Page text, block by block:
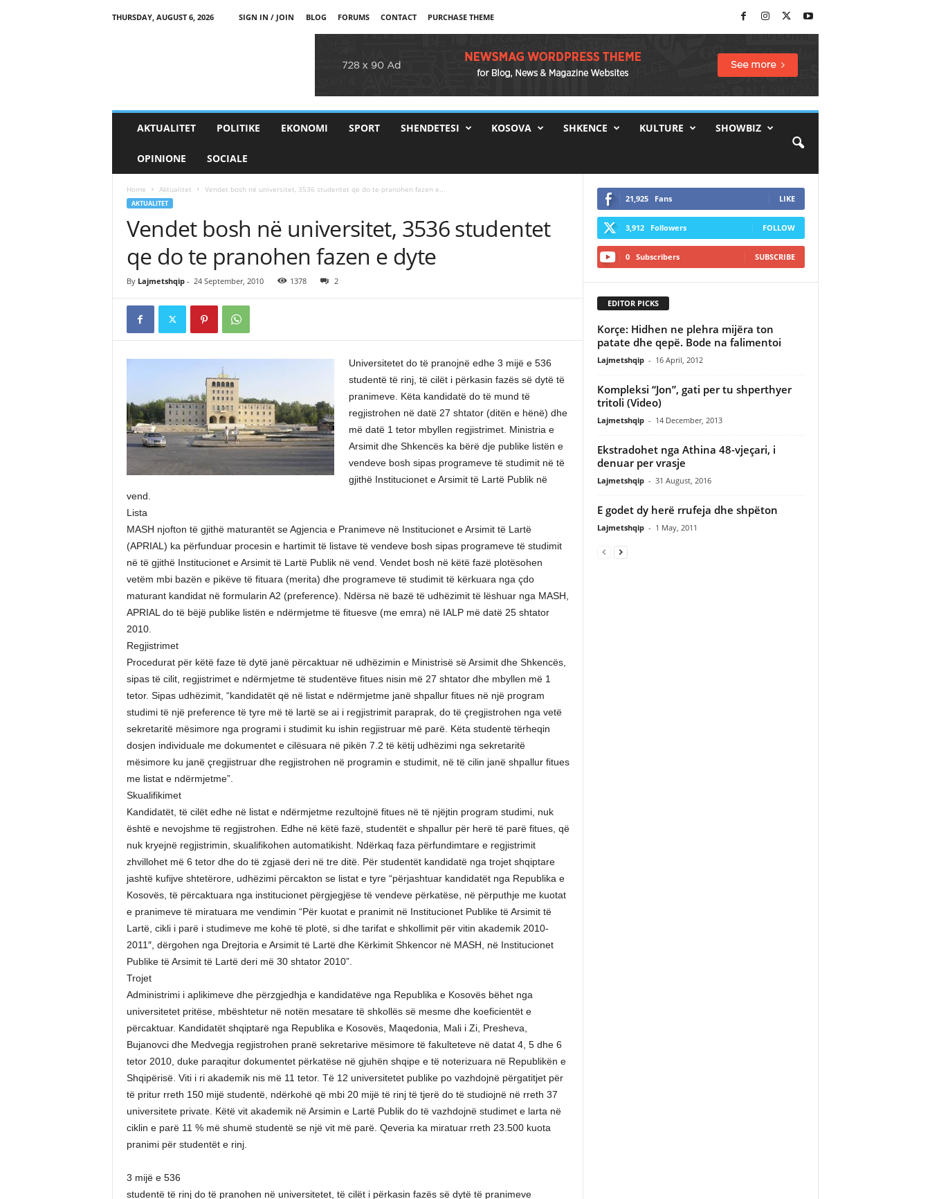
THURSDAY, AUGUST 6, 2026 SIGN IN / JOIN BLOG FORUMS CONTACT PURCHASE THEME
AKTUALITET POLITIKE EKONOMI SPORT SHENDETESI KOSOVA SHKENCE KULTURE SHOWBIZ
OPINIONE SOCIALE
Home Aktualitet Vendet bosh në universitet, 3536 studentet qe do te pranohen fazen e...
AKTUALITET
Vendet bosh në universitet, 3536 studentet
qe do te pranohen fazen e dyte
By Lajmetshqip- 24 September, 2010 1378 2
Universitetet do të pranojnë edhe 3 mijë e 536
studentë të rinj, të cilët i përkasin fazës së dytë të
pranimeve. Këta kandidatë do të mund të
regjistrohen në datë 27 shtator (ditën e hënë) dhe
më datë 1 tetor mbyllen regjistrimet. Ministria e
Arsimit dhe Shkencës ka bërë dje publike listën e
vendeve bosh sipas programeve të studimit në të
gjithë Institucionet e Arsimit të Lartë Publik në
vend.
Lista
MASH njofton të gjithë maturantët se Agjencia e Pranimeve në Institucionet e Arsimit të Lartë
(APRIAL) ka përfunduar procesin e hartimit të listave të vendeve bosh sipas programeve të studimit
në të gjithë Institucionet e Arsimit të Lartë Publik në vend. Vendet bosh në këtë fazë plotësohen
vetëm mbi bazën e pikëve të fituara (merita) dhe programeve të studimit të kërkuara nga çdo
maturant kandidat në formularin A2 (preference). Ndërsa në bazë të udhëzimit të lëshuar nga MASH,
APRIAL do të bëjë publike listën e ndërmjetme të fituesve (me emra) në IALP më datë 25 shtator
2010.
Regjistrimet
Procedurat për këtë faze të dytë janë përcaktuar në udhëzimin e Ministrisë së Arsimit dhe Shkencës,
sipas të cilit, regjistrimet e ndërmjetme të studentëve fitues nisin më 27 shtator dhe mbyllen më 1
tetor. Sipas udhëzimit, “kandidatët që në listat e ndërmjetme janë shpallur fitues në një program
studimi të një preference të tyre më të lartë se ai i regjistrimit paraprak, do të çregjistrohen nga vetë
sekretaritë mësimore nga programi i studimit ku ishin regjistruar më parë. Këta studentë tërheqin
dosjen individuale me dokumentet e cilësuara në pikën 7.2 të këtij udhëzimi nga sekretaritë
mësimore ku janë çregjistruar dhe regjistrohen në programin e studimit, në të cilin janë shpallur fitues
me listat e ndërmjetme”.
Skualifikimet
Kandidatët, të cilët edhe në listat e ndërmjetme rezultojnë fitues në të njëjtin program studimi, nuk
është e nevojshme të regjistrohen. Edhe në këtë fazë, studentët e shpallur për herë të parë fitues, që
nuk kryejnë regjistrimin, skualifikohen automatikisht. Ndërkaq faza përfundimtare e regjistrimit
zhvillohet më 6 tetor dhe do të zgjasë deri në tre ditë. Për studentët kandidatë nga trojet shqiptare
jashtë kufijve shtetërore, udhëzimi përcakton se listat e tyre “përjashtuar kandidatët nga Republika e
Kosovës, të përcaktuara nga institucionet përgjegjëse të vendeve përkatëse, në përputhje me kuotat
e pranimeve të miratuara me vendimin “Për kuotat e pranimit në Institucionet Publike të Arsimit të
Lartë, cikli i parë i studimeve me kohë të plotë, si dhe tarifat e shkollimit për vitin akademik 2010-
2011″, dërgohen nga Drejtoria e Arsimit të Lartë dhe Kërkimit Shkencor në MASH, në Institucionet
Publike të Arsimit të Lartë deri më 30 shtator 2010”.
Trojet
Administrimi i aplikimeve dhe përzgjedhja e kandidatëve nga Republika e Kosovës bëhet nga
universitetet pritëse, mbështetur në notën mesatare të shkollës së mesme dhe koeficientët e
përcaktuar. Kandidatët shqiptarë nga Republika e Kosovës, Maqedonia, Mali i Zi, Presheva,
Bujanovci dhe Medvegja regjistrohen pranë sekretarive mësimore të fakulteteve në datat 4, 5 dhe 6
tetor 2010, duke paraqitur dokumentet përkatëse në gjuhën shqipe e të noterizuara në Republikën e
Shqipërisë. Viti i ri akademik nis më 11 tetor. Të 12 universitetet publike po vazhdojnë përgatitjet për
të pritur rreth 150 mijë studentë, ndërkohë që mbi 20 mijë të rinj të tjerë do të studiojnë në rreth 37
universitete private. Këtë vit akademik në Arsimin e Lartë Publik do të vazhdojnë studimet e larta në
ciklin e parë 11 % më shumë studentë se një vit më parë. Qeveria ka miratuar rreth 23.500 kuota
pranimi për studentët e rinj.
3 mijë e 536
studentë të rinj do të pranohen në universitetet, të cilët i përkasin fazës së dytë të pranimeve
21,925 Fans LIKE
3,912 Followers FOLLOW
0 Subscribers SUBSCRIBE
EDITOR PICKS
Korçe: Hidhen ne plehra mijëra ton
patate dhe qepë. Bode na falimentoi
Lajmetshqip - 16 April, 2012
Kompleksi “Jon”, gati per tu shperthyer
tritoli (Video)
Lajmetshqip - 14 December, 2013
Ekstradohet nga Athina 48-vjeçari, i
denuar per vrasje
Lajmetshqip - 31 August, 2016
E godet dy herë rrufeja dhe shpëton
Lajmetshqip - 1 May, 2011